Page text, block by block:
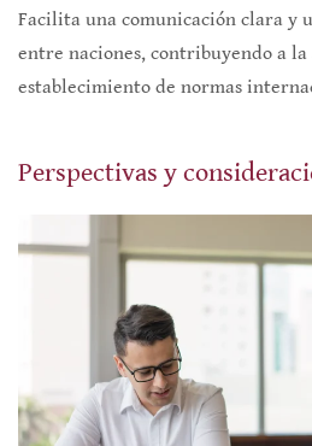
Facilita una comunicación clara y
entre naciones, contribuyendo a
establecimiento de normas
Perspectivas y